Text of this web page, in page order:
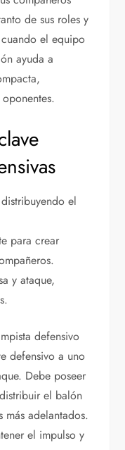
de sus roles y
el equipo
ayuda a
el
para crear
y ataque,
defensivo
defensivo a uno
Debe poseer
el balón
más adelantados.
el impulso y